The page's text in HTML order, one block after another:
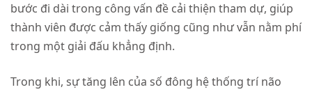
bước đi dài trong công vấn đề cải thiện tham dự, giúp
thành viên được cảm thấy giống cũng như vẫn nằm phí
trong một giải đấu khẳng định.
Trong khi, sự tăng lên của số đông hệ thống trí não